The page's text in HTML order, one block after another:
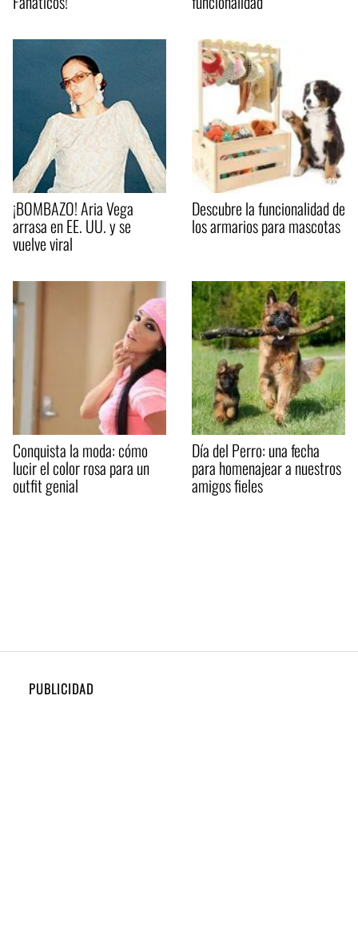
¡BOMBAZO! Aria Vega
arrasa en EE. UU. y se
vuelve viral
Descubre la funcionalidad de
los armarios para mascotas
Conquista la moda: cómo
lucir el color rosa para un
outfit genial
Día del Perro: una fecha
para homenajear a nuestros
amigos fieles
PUBLICIDAD